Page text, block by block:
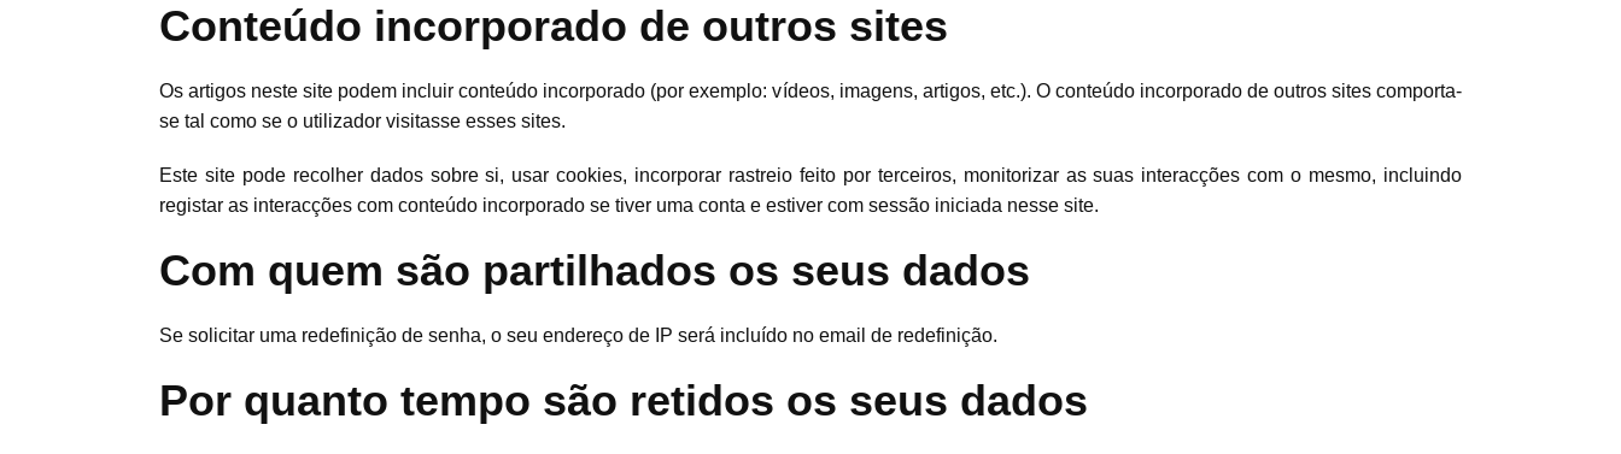
Conteúdo incorporado de outros sites
Os artigos neste site podem incluir conteúdo incorporado (por exemplo: vídeos, imagens, artigos, etc.). O conteúdo incorporado de outros sites comporta-
se tal como se o utilizador visitasse esses sites.
Este site pode recolher dados sobre si, usar cookies, incorporar rastreio feito por terceiros, monitorizar as suas interacções com o mesmo, incluindo
registar as interacções com conteúdo incorporado se tiver uma conta e estiver com sessão iniciada nesse site.
Com quem são partilhados os seus dados
Se solicitar uma redefinição de senha, o seu endereço de IP será incluído no email de redefinição.
Por quanto tempo são retidos os seus dados